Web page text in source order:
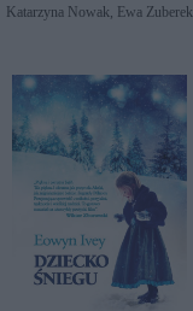
Katarzyna Nowak, Ewa Zuberek